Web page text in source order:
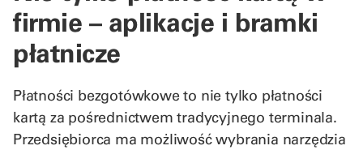
firmie – aplikacje i bramki
płatnicze
Płatności bezgotówkowe to nie tylko płatności
kartą za pośrednictwem tradycyjnego terminala.
Przedsiębiorca ma możliwość wybrania narzędzia